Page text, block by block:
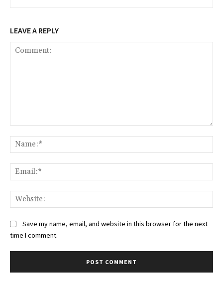
LEAVE A REPLY
Save my name, email, and website in this browser for the next
time I comment.